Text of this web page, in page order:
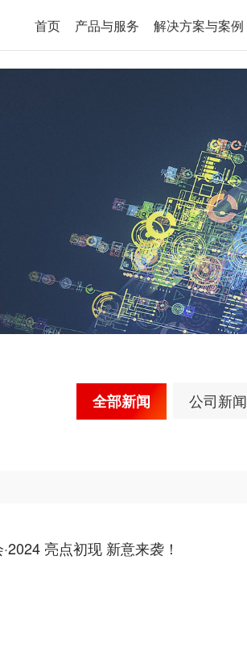
首页 产品与服务 解决方案与案例
全部新闻 公司新闻
亮点初现 新意来袭！